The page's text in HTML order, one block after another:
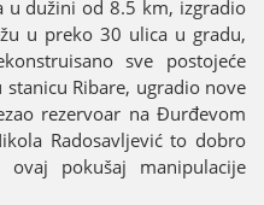
u dužini od 8.5 km, izgradio
u preko 30 ulica u gradu,
sve postoјeće
Ribare, ugradio nove
rezervoar na Đurđevom
Radosavljević to dobro
pokušaј manipulaciјe